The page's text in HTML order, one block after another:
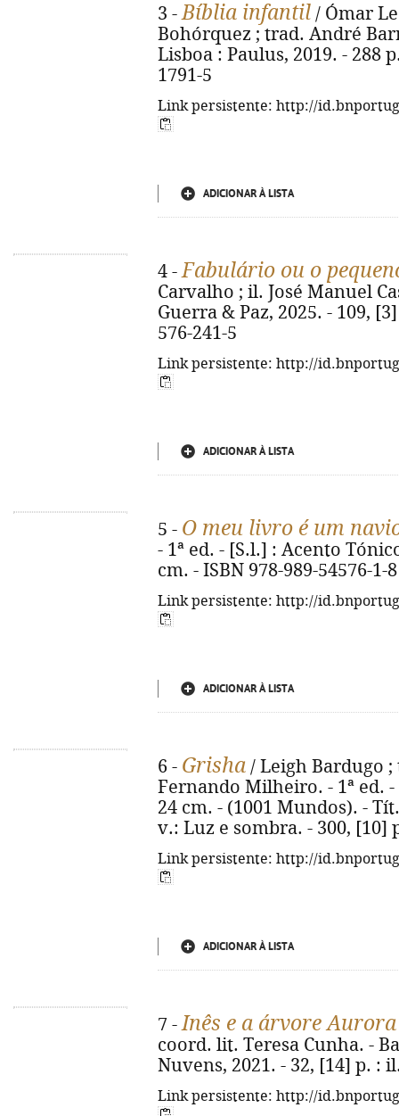
3 -Bíblia infantil / Ómar
Bohórquez ; trad. André
Lisboa : Paulus, 2019. - 288
1791-5
Link persistente: http://
ADICIONAR À LISTA
4 -Fabulário ou o
Carvalho ; il. José Manuel
Guerra & Paz, 2025. - 109,
576-241-5
Link persistente: http://
ADICIONAR À LISTA
5 - O meu livro é um
- 1ª ed. - [S.l.] : Acento
cm. - ISBN 978-989-54576-1-8
Link persistente: http://
ADICIONAR À LISTA
6 - Grisha / Leigh Bardugo
Fernando Milheiro. - 1ª ed.
24 cm. - (1001 Mundos). -
v.: Luz e sombra. - 300, [10]
Link persistente: http://
ADICIONAR À LISTA
7 -Inês e a árvore Aurora
coord. lit. Teresa Cunha. -
Nuvens, 2021. - 32, [14] p. :
Link persistente: http://